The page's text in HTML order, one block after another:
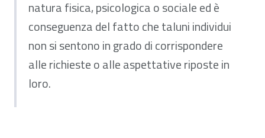
natura fisica, psicologica o sociale ed è
conseguenza del fatto che taluni individui
non si sentono in grado di corrispondere
alle richieste o alle aspettative riposte in
loro.